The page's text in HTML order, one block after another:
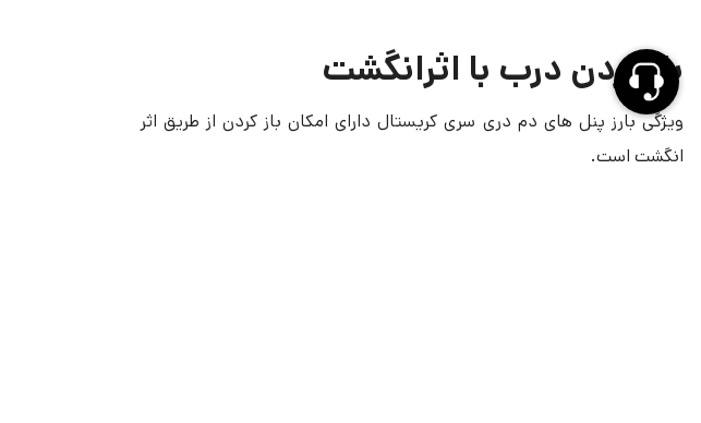
باز کردن درب با اثرانگشت
ویژگی بارز پنل های دم دری سری کریستال دارای امکان باز کردن از طریق اثر
انگشت است.